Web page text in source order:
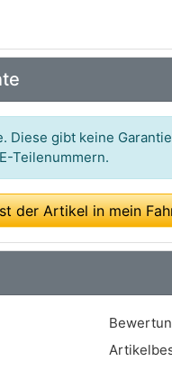
986 475 508
310
11011
503
3201.3
gibt keine
Teilenummern.
der Artikel in mein